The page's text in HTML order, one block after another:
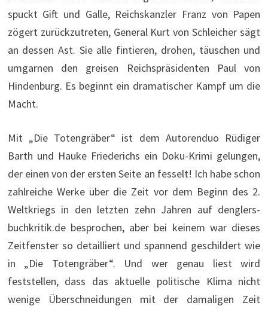
spuckt Gift und Galle, Reichskanzler Franz von Papen
zögert zurückzutreten, General Kurt von Schleicher sägt
an dessen Ast. Sie alle fintieren, drohen, täuschen und
umgarnen den greisen Reichspräsidenten Paul von
Hindenburg. Es beginnt ein dramatischer Kampf um die
Macht.
Mit „Die Totengräber“ ist dem Autorenduo Rüdiger
Barth und Hauke Friederichs ein Doku-Krimi gelungen,
der einen von der ersten Seite an fesselt! Ich habe schon
zahlreiche Werke über die Zeit vor dem Beginn des 2.
Weltkriegs in den letzten zehn Jahren auf denglers-
buchkritik.de besprochen, aber bei keinem war dieses
Zeitfenster so detailliert und spannend geschildert wie
in „Die Totengräber“. Und wer genau liest wird
feststellen, dass das aktuelle politische Klima nicht
wenige Überschneidungen mit der damaligen Zeit